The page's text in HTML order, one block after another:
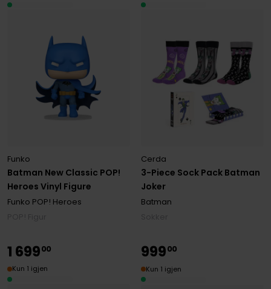
Batman New Classic POP!
Heroes Vinyl Figure
Funko
Funko POP! Heroes
3-Piece Sock Pack Batman
Joker
Cerda
Batman
1 69900
Kun 1 igjen
99900
Kun 1 igjen